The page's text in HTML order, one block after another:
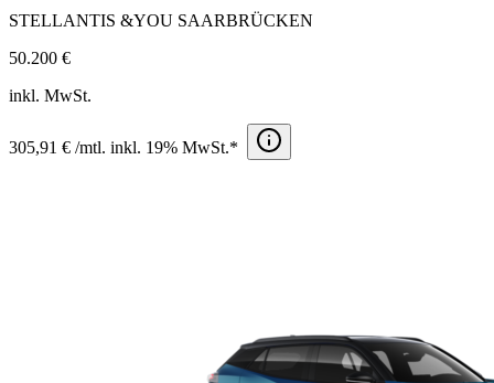
STELLANTIS &YOU SAARBRÜCKEN
50.200 €
inkl. MwSt.
305,91 € /mtl. inkl. 19% MwSt.*